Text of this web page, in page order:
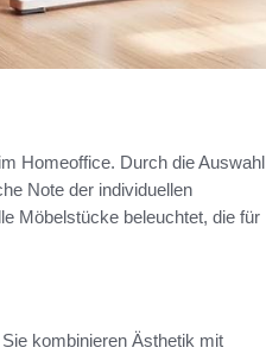
Homeoffice. Durch die Auswahl
Note der individuellen
Möbelstücke beleuchtet, die für
kombinieren Ästhetik mit